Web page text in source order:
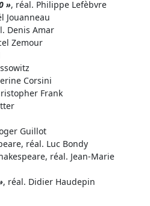
», réal. Philippe Lefèbvre
Jouanneau
Denis Amar
Zemour
Corsini
Frank
Guillot
réal. Luc Bondy
réal. Jean-Marie
, réal. Didier Haudepin